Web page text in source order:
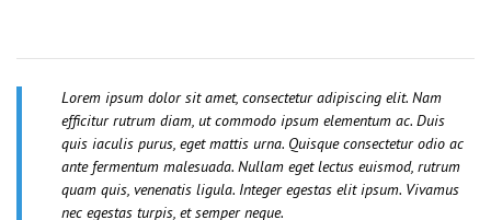
Lorem ipsum dolor sit amet, consectetur adipiscing elit. Nam
efficitur rutrum diam, ut commodo ipsum elementum ac. Duis
quis iaculis purus, eget mattis urna. Quisque consectetur odio ac
ante fermentum malesuada. Nullam eget lectus euismod, rutrum
quam quis, venenatis ligula. Integer egestas elit ipsum. Vivamus
nec egestas turpis, et semper neque.